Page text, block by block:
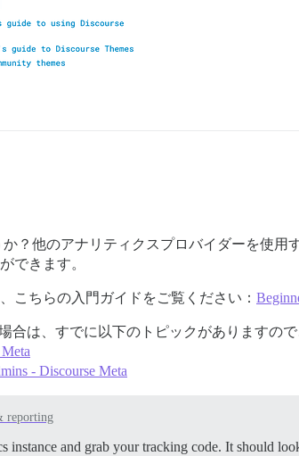
？他のアナリティクスプロバイダーを使
できます。
こちらの入門ガイドをご覧ください：
合は、すでに以下のトピックがありますので
- Discourse Meta
reporting
instance and grab your tracking code. It should